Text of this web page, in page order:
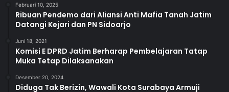
Februari 10, 2025
Ribuan Pendemo dari Aliansi Anti Mafia Tanah Jatim
Datangi Kejari dan PN Sidoarjo
Juni 18, 2021
Komisi E DPRD Jatim Berharap Pembelajaran Tatap
Muka Tetap Dilaksanakan
Desember 20, 2024
Diduga Tak Berizin, Wawali Kota Surabaya Armuji